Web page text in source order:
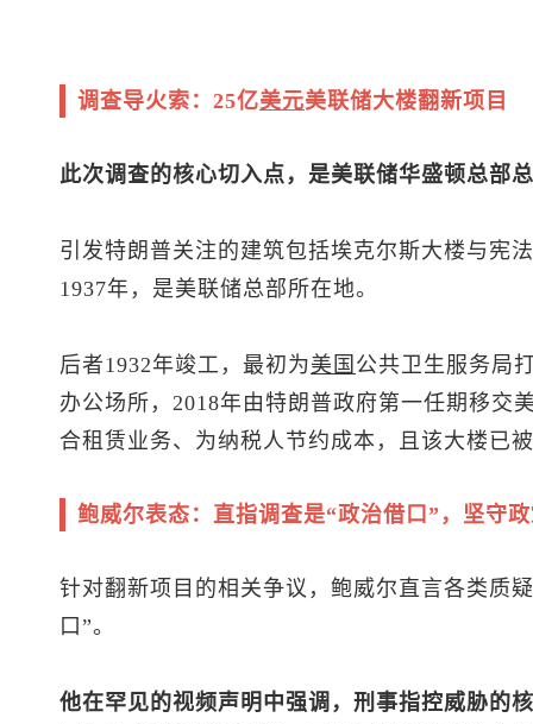
调查导火索：25亿美元美联储大楼翻新项目
此次调查的核心切入点，是美联储华盛顿总部
引发特朗普关注的建筑包括埃克尔斯大楼与
1937年，是美联储总部所在地。
后者1932年竣工，最初为美国 公共卫生服务局
办公场所，2018年由特朗普政府第一任期移交
合租赁业务、为纳税人节约成本，且该大楼已
鲍威尔表态：直指调查是“政治借口”，坚守
针对翻新项目的相关争议，鲍威尔直言各类质
口”。
他在罕见的视频声明中强调，刑事指控威胁的